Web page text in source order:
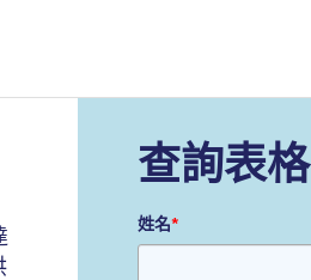
查詢表格
姓名*